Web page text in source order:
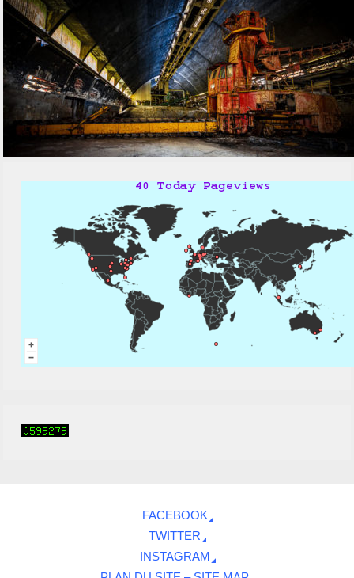
FACEBOOK
TWITTER
INSTAGRAM